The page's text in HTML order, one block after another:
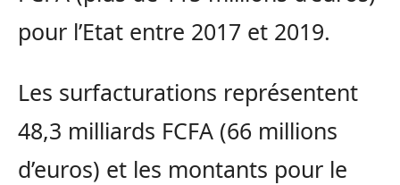
pour l’Etat entre 2017 et 2019.
Les surfacturations représentent
48,3 milliards FCFA (66 millions
d’euros) et les montants pour le